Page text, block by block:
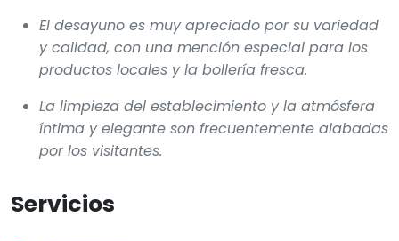
El desayuno es muy apreciado por su variedad
y calidad, con una mención especial para los
productos locales y la bollería fresca.
La limpieza del establecimiento y la atmósfera
íntima y elegante son frecuentemente alabadas
por los visitantes.
Servicios